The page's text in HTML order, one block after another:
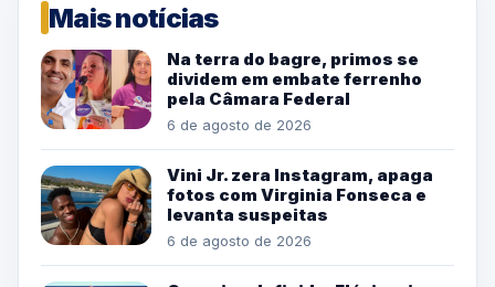
Mais notícias
Na terra do bagre, primos se
dividem em embate ferrenho
pela Câmara Federal
6 de agosto de 2026
Vini Jr. zera Instagram, apaga
fotos com Virginia Fonseca e
levanta suspeitas
6 de agosto de 2026